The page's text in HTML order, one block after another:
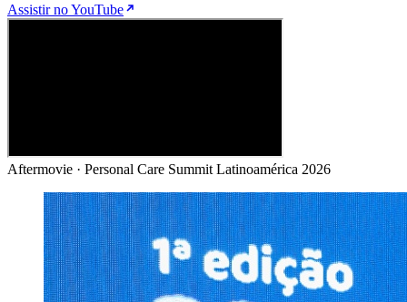
Assistir no YouTube
Aftermovie · Personal Care Summit Latinoamérica 2026